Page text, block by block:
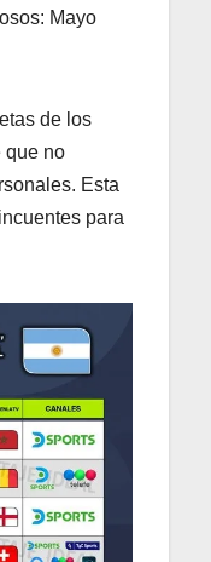
Mayo
de los
que no
Esta
para